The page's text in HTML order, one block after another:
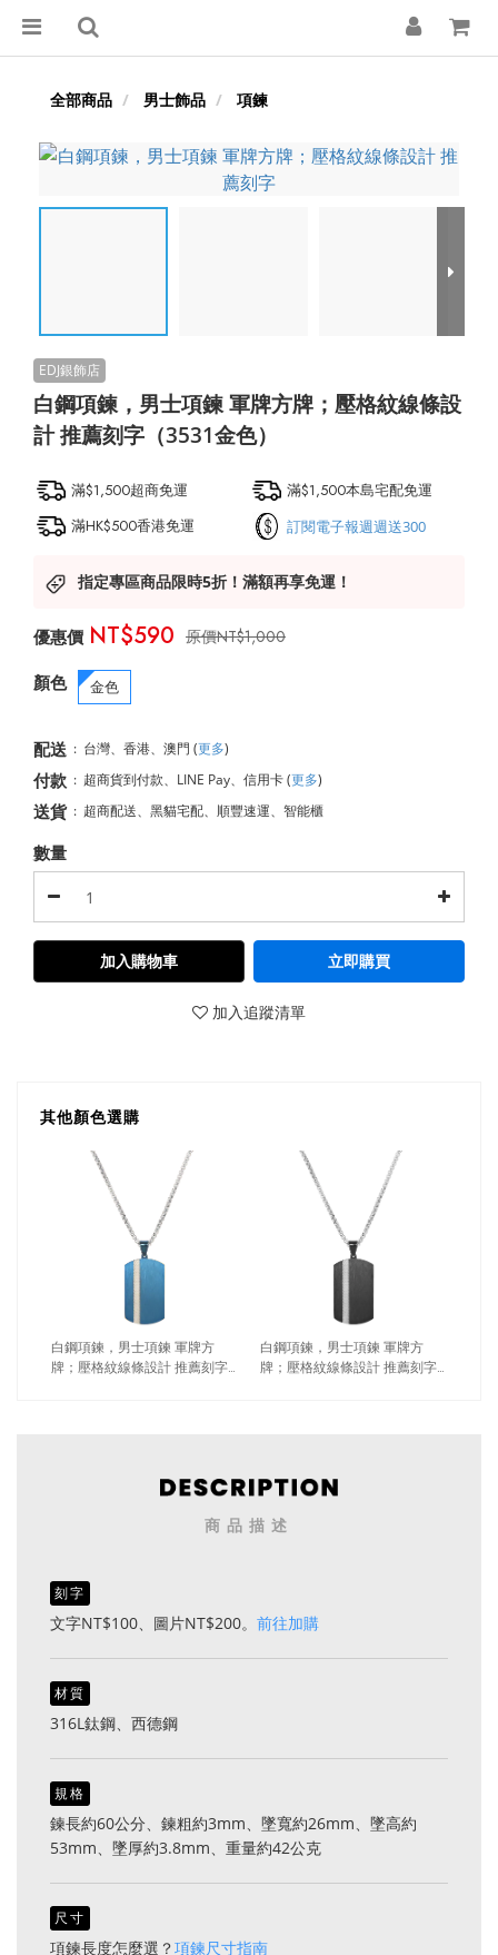
全部商品 男士飾品 項鍊
白鋼項鍊，男士項鍊 軍牌方牌；壓格紋線條設
計 推薦刻字（3531金色）
滿$1,500超商免運
滿$1,500本島宅配免運
滿HK$500香港免運
訂閱電子報週週送300
指定專區商品限時5折！滿額再享免運！
NT$1,000
NT$590
顏色 金色
配送 : 台灣、香港、澳門 (更多)
付款 : 超商貨到付款、LINE Pay、信用卡(更多)
送貨 : 超商配送、黑貓宅配、順豐速運、智能櫃
數量
加入購物車 立即購買
加入追蹤清單
其他顏色選購
白鋼項鍊，男士項鍊 軍牌方
牌；壓格紋線條設計 推薦刻字
白鋼項鍊，男士項鍊 軍牌方
牌；壓格紋線條設計 推薦刻字
商品描述
刻字
文字NT$100、圖片NT$200。 前往加購
材質
316L鈦鋼、西德鋼
規格
鍊長約60公分、鍊粗約3mm、墜寬約26mm、墜高約
53mm、墜厚約3.8mm、重量約42公克
尺寸
項鍊長度怎麼選？項鍊尺寸指南